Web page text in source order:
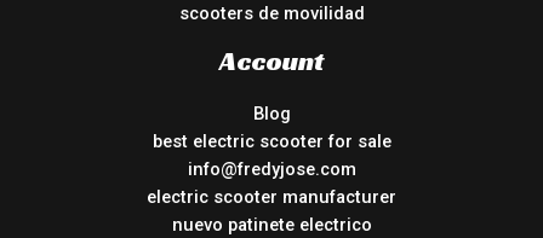
scooters de movilidad
Account
Blog
best electric scooter for sale
info@fredyjose.com
electric scooter manufacturer
nuevo patinete electrico